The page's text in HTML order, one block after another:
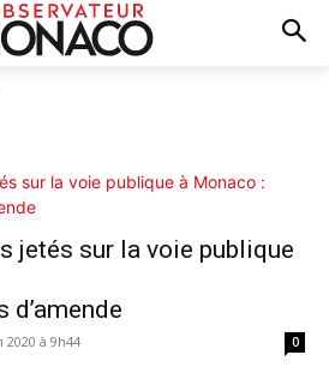
jetés sur la voie publique
d’amende
2020 à 9h44 0